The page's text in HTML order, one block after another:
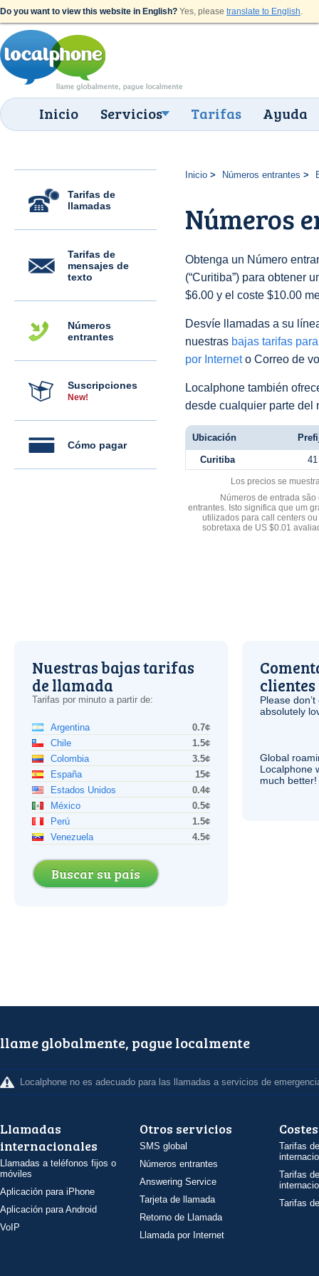
Do you want to view this website in English? Yes, please translate to English.
Inicio Servicios Tarifas Ayuda
Tarifas de
llamadas
Tarifas de
mensajes de
texto
Números
entrantes
Suscripciones
New!
Cómo pagar
Inicio Números entrantes
Números
Obtenga un Número
(“Curitiba”) para obtener
$6.00 y el coste $10.00
Desvíe llamadas a su
nuestras bajas tarifas
por Interneto Correo de
Localphone también
desde cualquier parte del
Ubicación
Curitiba 41
Los precios se
Números de entrada
entrantes. Isto significa que um
utilizados para call centers
sobretaxa de US $0.01
Nuestras bajas tarifas
de llamada
Tarifas por minuto a partir de:
Argentina
0.7¢
Chile
1.5¢
Colombia
3.5¢
España
15¢
Estados Unidos
0.4¢
México
0.5¢
Perú
1.5¢
Venezuela
4.5¢
Buscar su país
clientes
Please
absolutely
Global
Localphone
much better!
llame globalmente, pague localmente
Localphone no es adecuado para las llamadas a servicios de
Llamadas
internacionales
Llamadas a teléfonos fijos o
móviles
Aplicación para iPhone
Aplicación para Android
VoIP
Otros servicios
SMS global
Números entrantes
Answering Service
Tarjeta de llamada
Retorno de Llamada
Llamada por Internet
Costes
Tarifas
Tarifas
Tarifas